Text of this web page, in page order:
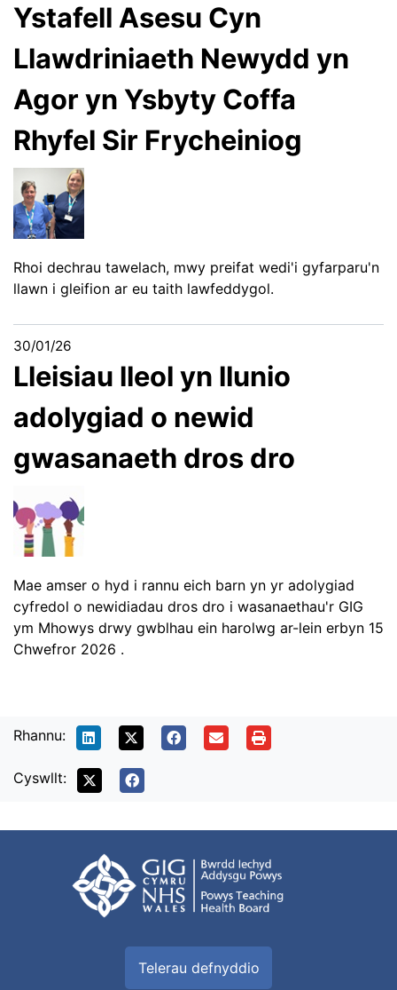
Ystafell Asesu Cyn
Llawdriniaeth Newydd yn
Agor yn Ysbyty Coffa
Rhyfel Sir Frycheiniog
Rhoi dechrau tawelach, mwy preifat wedi'i gyfarparu'n
llawn i gleifion ar eu taith lawfeddygol.
30/01/26
Lleisiau lleol yn llunio
adolygiad o newid
gwasanaeth dros dro
Mae amser o hyd i rannu eich barn yn yr adolygiad
cyfredol o newidiadau dros dro i wasanaethau'r GIG
ym Mhowys drwy gwblhau ein harolwg ar-lein erbyn 15
Chwefror 2026 .
Rhannu:
Cyswllt:
Telerau defnyddio